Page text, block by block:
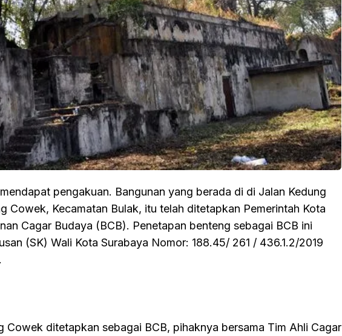
pengakuan. Bangunan yang berada di di Jalan Kedung
Cowek, Kecamatan Bulak, itu telah ditetapkan Pemerintah Kota
Cagar Budaya (BCB). Penetapan benteng sebagai BCB ini
(SK) Wali Kota Surabaya Nomor: 188.45/ 261 / 436.1.2/2019
Cowek ditetapkan sebagai BCB, pihaknya bersama Tim Ahli Cagar